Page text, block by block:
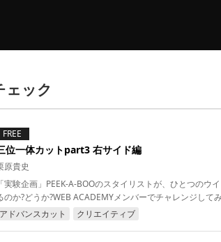
ェック
FREE
位一体カットpart3 右サイド編
原貴史
「実験企画」PEEK-A-BOOのスタイリストが、ひとつの
のか?どうか?WEB ACADEMYメンバーでチャレンジして
アドバンスカット
クリエイティブ